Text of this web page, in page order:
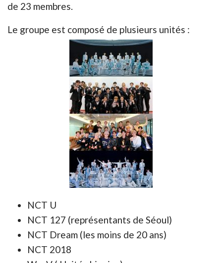
de 23 membres.
Le groupe est composé de plusieurs unités :
NCT U
NCT 127 (représentants de Séoul)
NCT Dream (les moins de 20 ans)
NCT 2018